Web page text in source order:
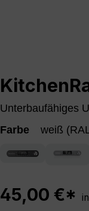
Unterbaufähiges
Farbe
weiß
anthrazit
45,00 €*